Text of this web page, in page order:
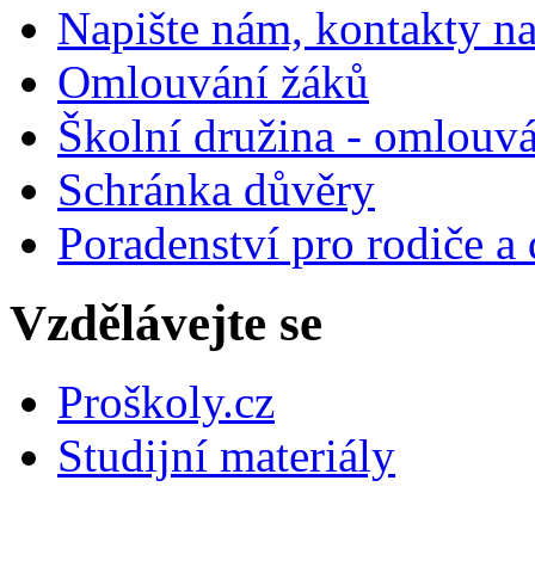
Napište nám, kontakty
Omlouvání žáků
Školní družina -
Schránka důvěry
Poradenství pro rodiče
Vzdělávejte se
Proškoly.cz
Studijní materiály